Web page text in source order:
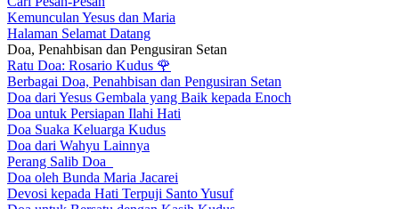
Kemunculan Yesus dan Maria
Halaman Selamat Datang
Doa, Penahbisan dan Pengusiran Setan
Ratu Doa: Rosario Kudus 🌹
Berbagai Doa, Penahbisan dan Pengusiran Setan
Doa dari Yesus Gembala yang Baik kepada Enoch
Doa untuk Persiapan Ilahi Hati
Doa Suaka Keluarga Kudus
Doa dari Wahyu Lainnya
Perang Salib Doa
Doa oleh Bunda Maria Jacarei
Devosi kepada Hati Terpuji Santo Yusuf